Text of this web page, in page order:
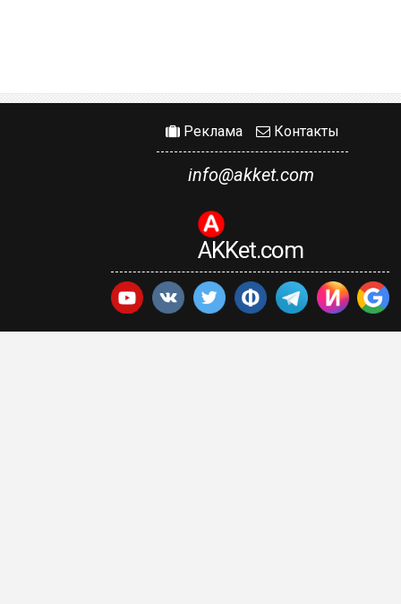
Реклама Контакты
info@akket.com
AKKet.com